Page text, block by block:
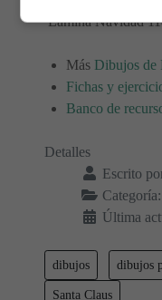
Lámina Navidad
Más Dibujos de
Fichas y
Banco de
Detalles
Escrito
Categoría:
Última
dibujos dibujos
Santa Claus